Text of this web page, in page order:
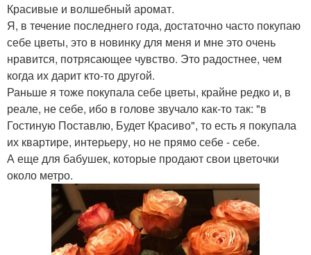
Красивые и волшебный аромат.
Я, в течение последнего года, достаточно часто покупаю
себе цветы, это в новинку для меня и мне это очень
нравится, потрясающее чувство. Это радостнее, чем
когда их дарит кто-то другой.
Раньше я тоже покупала себе цветы, крайне редко и, в
реале, не себе, ибо в голове звучало как-то так: "в
Гостиную Поставлю, Будет Красиво", то есть я покупала
их квартире, интерьеру, но не прямо себе - себе.
А еще для бабушек, которые продают свои цветочки
около метро.